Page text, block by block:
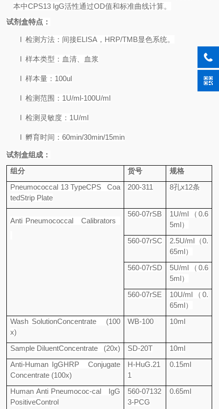
本中CPS13 IgG活性通过OD值和标准曲线计算。
试剂盒特点：
l 检测方法：间接ELISA ， HRP/TMB显色系统。
l 样本类型：血清、血浆
l 样本量： 100ul
l 检测范围： 1U/ml-100U/ml
l 检测灵敏度： 1U/ml
l 孵育时间：60min/30min/15min
试剂盒组成：
组分
货号
规格
Pneumococcal 13 TypeCPS Coa
tedStrip Plate
200-311 8孔x12条
Anti Pneumococcal Calibrators
560-07rSB 1U/ml （0.6
5ml）
560-07rSC
2.5U/ml （0.
65ml）
560-07rSD
5U/ml （0.6
5ml）
560-07rSE
10U/ml （0.
65ml）
Wash SolutionConcentrate (100
x)
WB-100 10ml
Sample DiluentConcentrate (20x) SD-20T
10ml
Anti-Human IgGHRP Conjugate
Concentrate (100x)
H-HuG.21
1
0.15ml
Human Anti Pneumococ-cal IgG
PositiveControl
560-07132
3-PCG
0.65ml